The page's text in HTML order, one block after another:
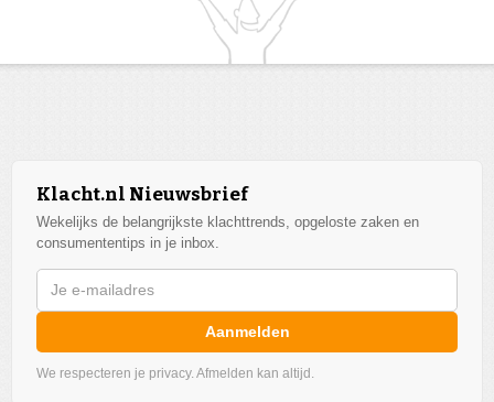
Klacht.nl Nieuwsbrief
Wekelijks de belangrijkste klachttrends, opgeloste zaken en
consumententips in je inbox.
Aanmelden
We respecteren je privacy. Afmelden kan altijd.